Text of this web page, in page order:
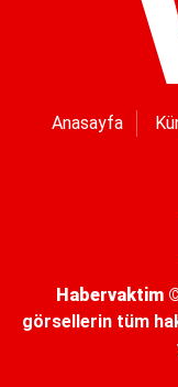
Anasayfa
Habervaktim
görsellerin tüm